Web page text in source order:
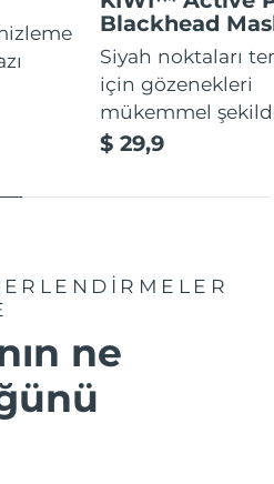
Blackhead
Siyah noktaları
için gözenekleri
mükemmel
$ 29,9
ne